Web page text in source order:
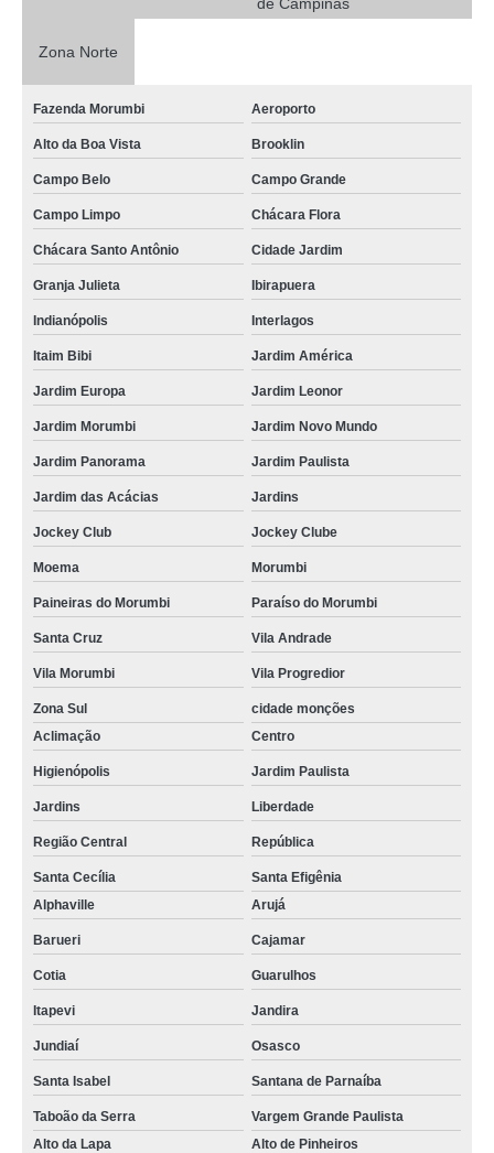
Zona Norte
Fazenda Morumbi Aeroporto
Alto da Boa Vista Brooklin
Campo Belo Campo Grande
Campo Limpo Chácara Flora
Chácara Santo Antônio Cidade Jardim
Granja Julieta Ibirapuera
Indianópolis Interlagos
Itaim Bibi Jardim América
Jardim Europa Jardim Leonor
Jardim Morumbi Jardim Novo Mundo
Jardim Panorama Jardim Paulista
Jardim das Acácias Jardins
Jockey Club Jockey Clube
Moema Morumbi
Paineiras do Morumbi Paraíso do Morumbi
Santa Cruz Vila Andrade
Vila Morumbi Vila Progredior
Zona Sul
cidade monções
Aclimação
Centro
Higienópolis Jardim Paulista
Jardins Liberdade
Região Central República
Santa Cecília
Santa Efigênia
Alphaville
Arujá
Barueri Cajamar
Cotia Guarulhos
Itapevi Jandira
Jundiaí Osasco
Santa Isabel Santana de Parnaíba
Taboão da Serra
Vargem Grande Paulista
Alto da Lapa
Alto de Pinheiros